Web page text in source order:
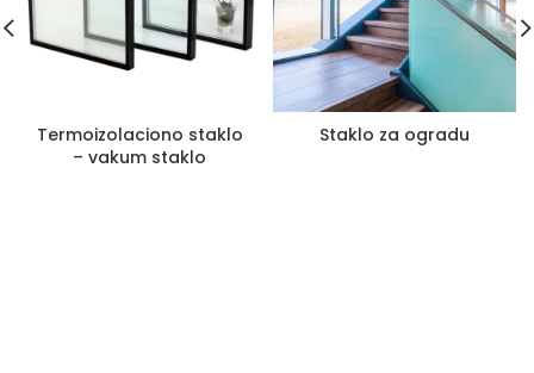
Termoizolaciono staklo
– vakum staklo
Staklo za ogradu